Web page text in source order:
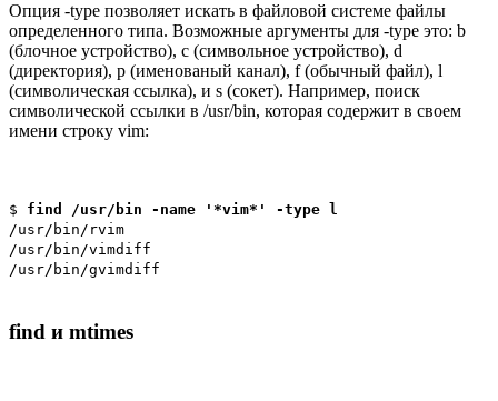
Опция -type позволяет искать в файловой системе файлы
определенного типа. Возможные аргументы для -type это: b
(блочное устройство), c (символьное устройство), d
(директория), p (именованый канал), f (обычный файл), l
(символическая ссылка), и s (сокет). Например, поиск
символической ссылки в /usr/bin, которая содержит в своем
имени строку vim:
$ find /usr/bin -name '*vim*' -type l
/usr/bin/rvim
/usr/bin/vimdiff
/usr/bin/gvimdiff
find и mtimes